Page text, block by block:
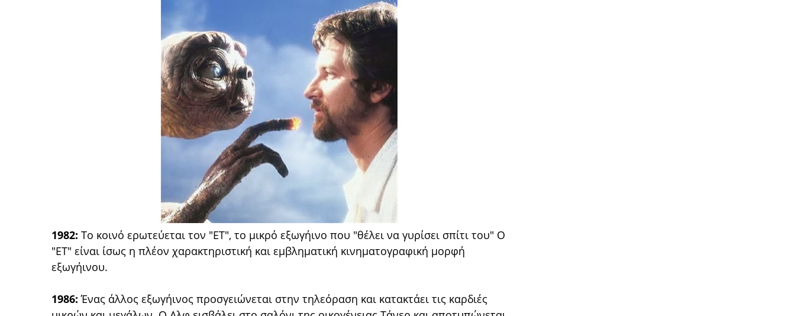
1982: Το κοινό ερωτεύεται τον "ΕΤ", το μικρό εξωγήινο που "θέλει να γυρίσει σπίτι του" Ο
"ΕΤ" είναι ίσως η πλέον χαρακτηριστική και εμβληματική κινηματογραφική μορφή
εξωγήινου.
1986: Ένας άλλος εξωγήινος προσγειώνεται στην τηλεόραση και κατακτάει τις καρδιές